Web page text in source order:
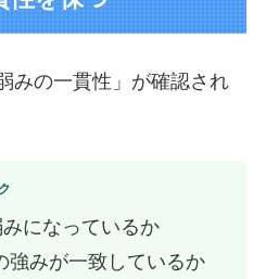
みの一貫性」が確認され
になっているか
強みが一致しているか